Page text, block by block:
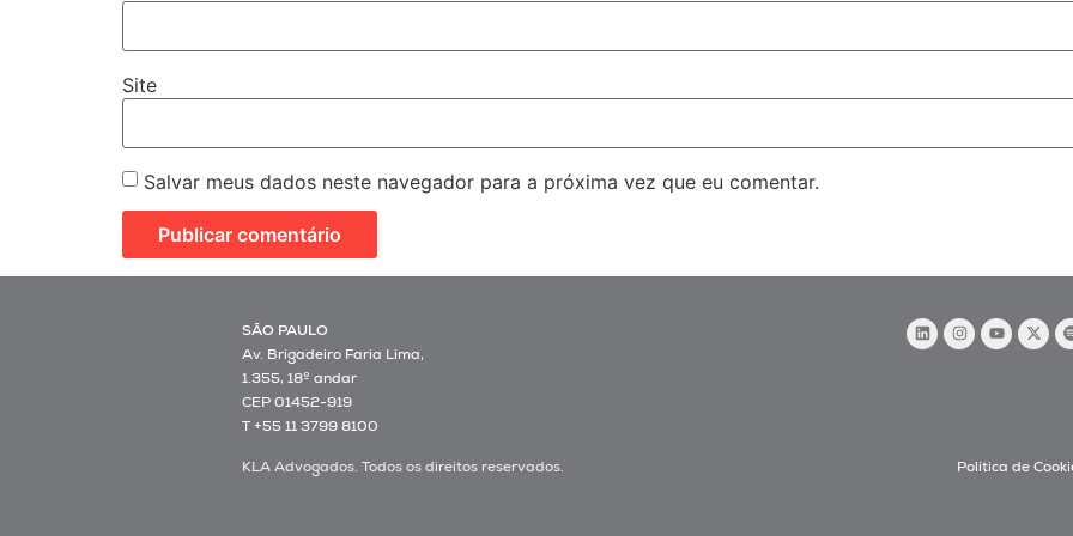
Site
Salvar meus dados neste navegador para a próxima vez que eu comentar.
SÃO PAULO
Av. Brigadeiro Faria Lima,
1.355, 18º andar
CEP 01452-919
T +55 11 3799 8100
KLA Advogados. Todos os direitos reservados. Política de